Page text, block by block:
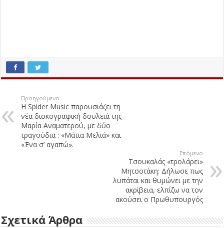
Προηγούμενο
Η Spider Music παρουσιάζει τη
νέα δισκογραφική δουλειά της
Μαρία Αναματερού, με δύο
τραγούδια : «Μάτια Μελιά» και
«Ένα σ’ αγαπώ».
Επόμενο
Τσουκαλάς «τρολάρει»
Μητσοτάκη: Δήλωσε πως
λυπάται και θυμώνει με την
ακρίβεια, ελπίζω να τον
ακούσει ο Πρωθυπουργός
Σχετικά Άρθρα